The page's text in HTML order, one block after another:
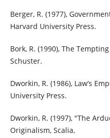
Berger, R. (1977),
Harvard University Press.
Bork, R. (1990), The
Schuster.
Dworkin, R. (1986), Law’s
University Press.
Dworkin, R. (1997), "The
Originalism, Scalia,